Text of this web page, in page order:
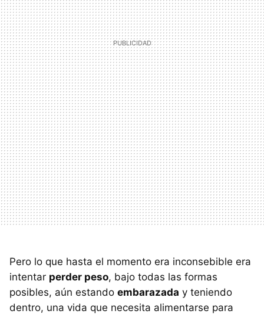
Pero lo que hasta el momento era inconsebible era
intentar perder peso, bajo todas las formas
posibles, aún estando embarazada y teniendo
dentro, una vida que necesita alimentarse para